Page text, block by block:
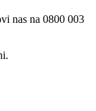
nas na 0800 003